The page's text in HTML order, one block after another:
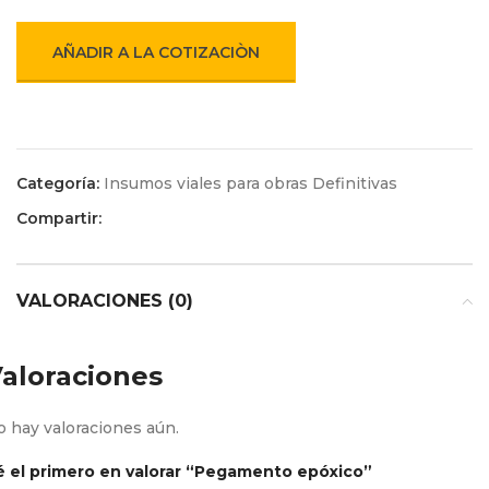
AÑADIR A LA COTIZACIÒN
Categoría: Insumos viales para obras Definitivas
Compartir:
VALORACIONES (0)
hay valoraciones aún.
el primero en valorar “Pegamento epóxico”